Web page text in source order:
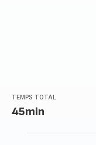
TEMPS TOTAL
45min